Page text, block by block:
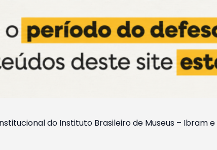
do Instituto Brasileiro de Museus – Ibram